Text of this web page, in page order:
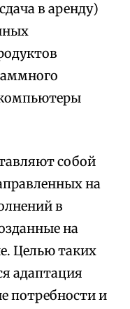
в аренду)
собой
на
в
на
Целью таких
адаптация
потребности и